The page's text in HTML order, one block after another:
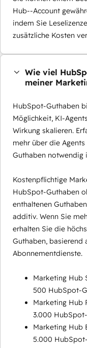
Hub--Account
indem Sie
zusätzliche Kosten
Wie viel
meiner
HubSpot-Guthaben
Möglichkeit, KI-
Wirkung skalieren.
mehr über die
Guthaben notwendig
Kostenpflichtige
HubSpot-Guthaben
enthaltenen
additiv. Wenn Sie
erhalten Sie die
Guthaben, basierend
Abonnementdienste.
Marketing Hub
500 HubSpot-
Marketing Hub
3.000
Marketing Hub
5.000